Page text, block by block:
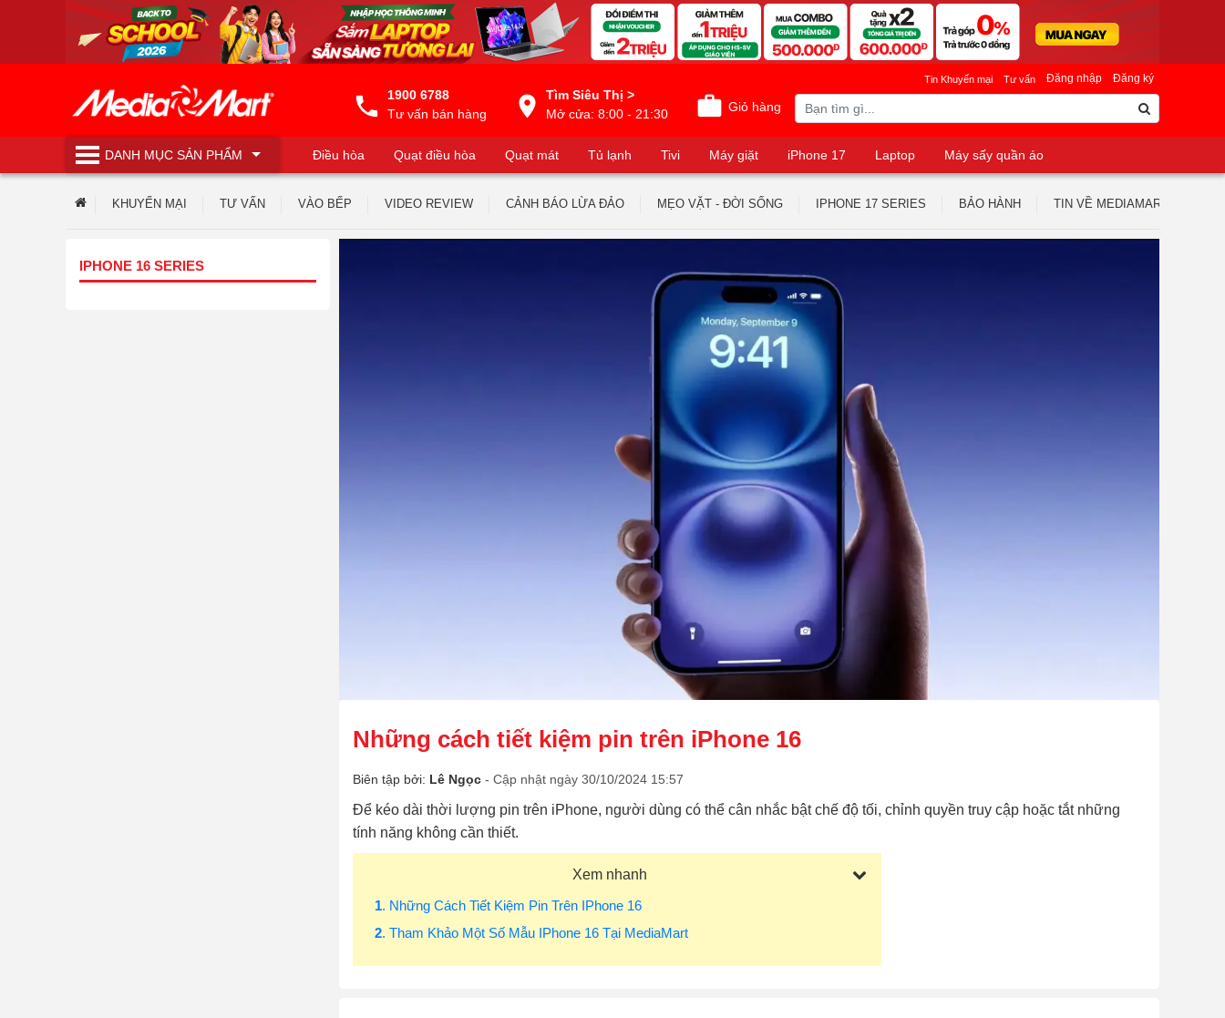
1900 6788
Tư vấn bán hàng
Tìm Siêu Thị >
Mở cửa: 8:00 - 21:30
Giỏ hàng
Đăng nhập Đăng ký
Tin Khuyến mại Tư vấn
DANH MỤCSẢN PHẨM Điều hòa Quạt điều hòa Quạt mát Tủ lạnh Tivi Máy giặt iPhone 17 Laptop
Máy sấy quần áo
Máy lọc nước
KHUYẾN MẠI TƯ VẤN VÀO BẾP VIDEO REVIEW CẢNH BÁO LỪA ĐẢO MẸO VẶT - ĐỜI SỐNG IPHONE 17 SERIES BẢO HÀNH TIN VỀ MEDIAMART
IPHONE 16 SERIES
Những cách tiết kiệm pin trên iPhone 16
Biên tập bởi: Lê Ngọc - Cập nhật ngày 30/10/2024 15:57
Để kéo dài thời lượng pin trên iPhone, người dùng có thể cân nhắc bật chế độ tối, chỉnh quyền truy cập hoặc tắt những
tính năng không cần thiết.
Xem nhanh
1. Những Cách Tiết Kiệm Pin Trên IPhone 16
2. Tham Khảo Một Số Mẫu IPhone 16 Tại MediaMart